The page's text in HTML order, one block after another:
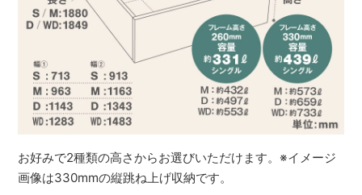
お好みで2種類の高さからお選びいただけます。※イメージ
画像は330mmの縦跳ね上げ収納です。